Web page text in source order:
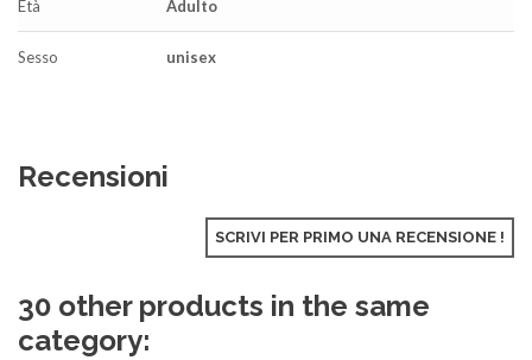
Età Adulto
Sesso unisex
Recensioni
SCRIVI PER PRIMO UNA RECENSIONE !
30 other products in the same
category: